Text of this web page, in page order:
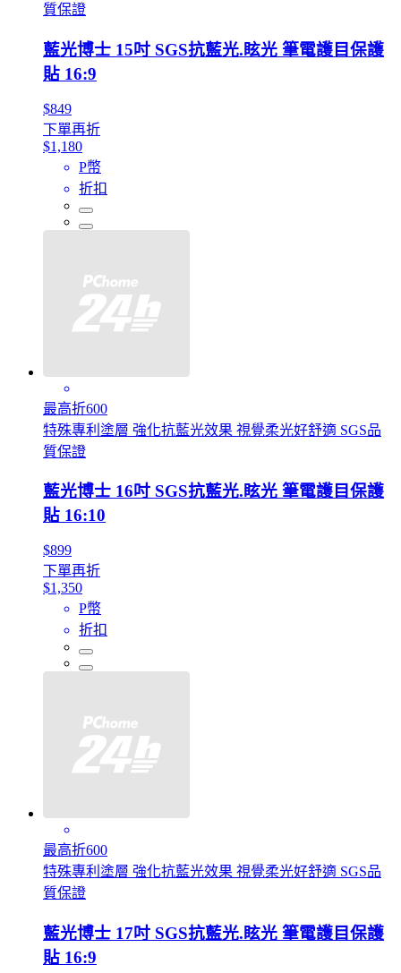
質保證
藍光博士 15吋 SGS抗藍光.眩光 筆電護目保護
貼 16:9
$849
下單再折
$1,180
P幣
折扣
最高折600
特殊專利塗層 強化抗藍光效果 視覺柔光好舒適 SGS品
質保證
藍光博士 16吋 SGS抗藍光.眩光 筆電護目保護
貼 16:10
$899
下單再折
$1,350
P幣
折扣
最高折600
特殊專利塗層 強化抗藍光效果 視覺柔光好舒適 SGS品
質保證
藍光博士 17吋 SGS抗藍光.眩光 筆電護目保護
貼 16:9